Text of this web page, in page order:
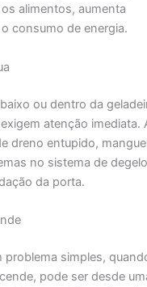
alimentos, aumenta
consumo de energia.
ou dentro da
atenção imediata.
dreno entupido,
no sistema de
da porta.
problema simples,
pode ser desde